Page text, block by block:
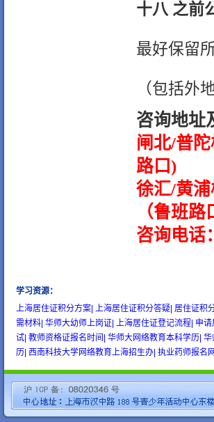
十八 之前
最好保留
（包括外
咨询地址
闸北/普
路口)
徐汇/黄
（鲁班路
咨询电话
学习资源：
上海居住证积分方案| 上海居住证积分答疑| 居住证积
需材料| 华师大幼师上岗证| 上海居住证登记流程| 申请
试| 教师资格证报名时间| 华师大网络教育本科学历| 华
历| 西南科技大学网络教育上海招生办| 执业药师报名